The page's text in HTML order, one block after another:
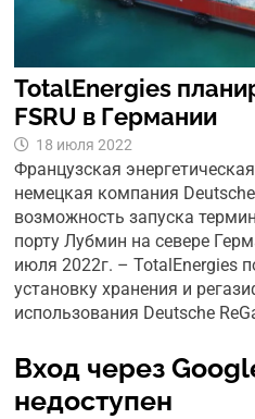
TotalEnergies
FSRU в Германии
18 июля 2022
Французская
немецкая компания
возможность запуска
порту Лубмин на севере
июля 2022г. – TotalEnergies
установку хранения и
использования Deutsche
Вход через
недоступен